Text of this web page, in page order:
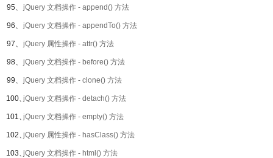
95、 jQuery 文档操作 - append() 方法
96、 jQuery 文档操作 - appendTo() 方法
97、 jQuery 属性操作 - attr() 方法
98、 jQuery 文档操作 - before() 方法
99、 jQuery 文档操作 - clone() 方法
100、jQuery 文档操作 - detach() 方法
101、jQuery 文档操作 - empty() 方法
102、jQuery 属性操作 - hasClass() 方法
103、jQuery 文档操作 - html() 方法